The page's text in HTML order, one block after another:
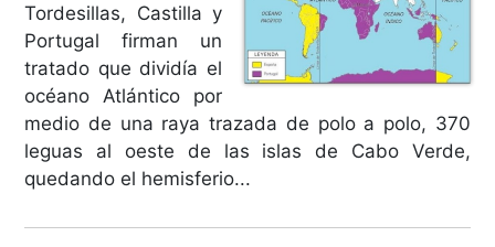
Tordesillas, Castilla y
Portugal firman un
tratado que dividía el
océano Atlántico por
medio de una raya trazada de polo a polo, 370
leguas al oeste de las islas de Cabo Verde,
quedando el hemisferio...